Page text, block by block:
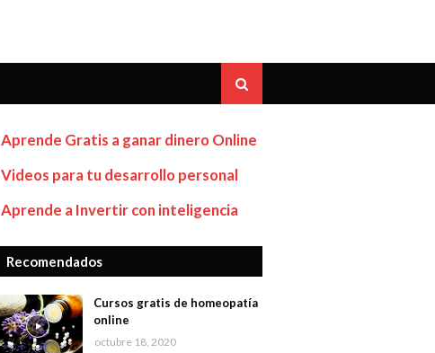
Aprende Gratis a ganar dinero Online
Videos para tu desarrollo personal
Aprende a Invertir con inteligencia
Recomendados
Cursos gratis de homeopatía
online
octubre 18, 2020